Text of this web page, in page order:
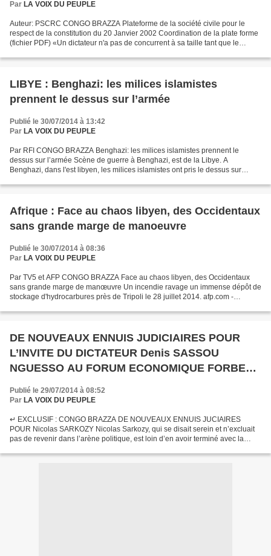
Par LA VOIX DU PEUPLE
Auteur: PSCRC CONGO BRAZZA Plateforme de la société civile pour le
respect de la constitution du 20 Janvier 2002 Coordination de la plate forme
(fichier PDF) «Un dictateur n'a pas de concurrent à sa taille tant que le
LIBYE : Benghazi: les milices islamistes
prennent le dessus sur l’armée
Publié le 30/07/2014 à 13:42
Par LA VOIX DU PEUPLE
Par RFI CONGO BRAZZA Benghazi: les milices islamistes prennent le
dessus sur l’armée Scène de guerre à Benghazi, est de la Libye. A
Benghazi, dans l'est libyen, les milices islamistes ont pris le dessus sur
Afrique : Face au chaos libyen, des Occidentaux
sans grande marge de manoeuvre
Publié le 30/07/2014 à 08:36
Par LA VOIX DU PEUPLE
Par TV5 et AFP CONGO BRAZZA Face au chaos libyen, des Occidentaux
sans grande marge de manœuvre Un incendie ravage un immense dépôt de
stockage d'hydrocarbures près de Tripoli le 28 juillet 2014. afp.com -
DE NOUVEAUX ENNUIS JUDICIAIRES POUR
L’INVITE DU DICTATEUR Denis SASSOU
NGUESSO AU FORUM ECONOMIQUE FORBES
2014 AU CONGO Nicolas SARKOZY
Publié le 29/07/2014 à 08:52
Par LA VOIX DU PEUPLE
↵ EXCLUSIF : CONGO BRAZZA DE NOUVEAUX ENNUIS JUCIAIRES
POUR Nicolas SARKOZY Nicolas Sarkozy, qui se disait serein et n’excluait
pas de revenir dans l’arène politique, est loin d’en avoir terminé avec la